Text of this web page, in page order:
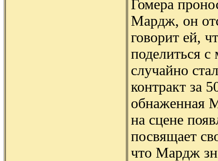
Гомера
Мардж, он
говорит ей,
поделиться
случайно
контракт за
обнаженная
на сцене
посвящает
что Мардж